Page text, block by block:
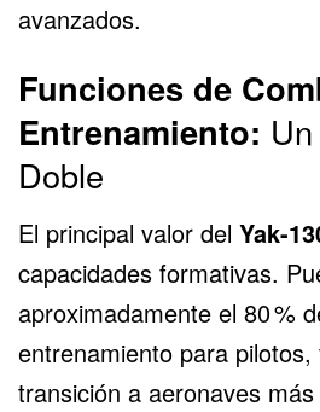
avanzados.
Funciones de
Entrenamiento:
Doble
El principal valor del Yak-
capacidades formativas.
aproximadamente el 80 %
entrenamiento para
transición a aeronaves